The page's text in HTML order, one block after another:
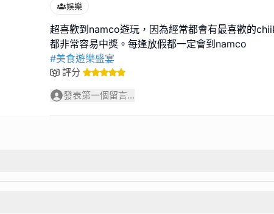
娛樂
超喜歡到namco遊玩，因為經常都會有最喜歡的
#美食遊樂盛宴
評分
發表第一個留言...